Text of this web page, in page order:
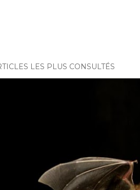
LES PLUS CONSULTÉS